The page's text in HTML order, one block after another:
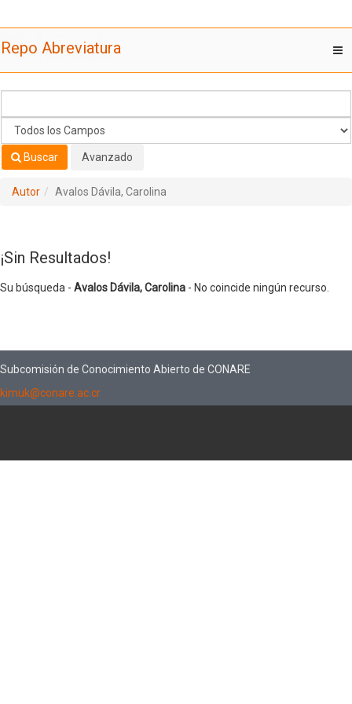
Repo Abreviatura
Buscar Avanzado
Autor Avalos Dávila, Carolina
¡Sin Resultados!
Su búsqueda - Avalos Dávila, Carolina - No coincide ningún recurso.
Subcomisión de Conocimiento Abierto de CONARE
kimuk@conare.ac.cr